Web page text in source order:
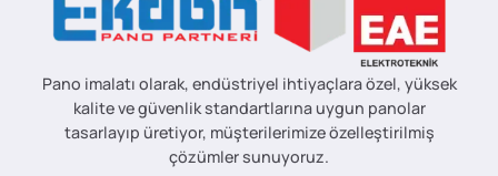
Pano imalatı olarak, endüstriyel ihtiyaçlara özel, yüksek
kalite ve güvenlik standartlarına uygun panolar
tasarlayıp üretiyor, müşterilerimize özelleştirilmiş
çözümler sunuyoruz.